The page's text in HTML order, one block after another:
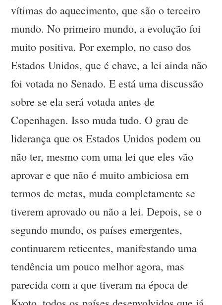
vítimas do aquecimento, que são o terceiro
mundo. No primeiro mundo, a evolução foi
muito positiva. Por exemplo, no caso dos
Estados Unidos, que é chave, a lei ainda não
foi votada no Senado. E está uma discussão
sobre se ela será votada antes de
Copenhagen. Isso muda tudo. O grau de
liderança que os Estados Unidos podem ou
não ter, mesmo com uma lei que eles vão
aprovar e que não é muito ambiciosa em
termos de metas, muda completamente se
tiverem aprovado ou não a lei. Depois, se o
segundo mundo, os países emergentes,
continuarem reticentes, manifestando uma
tendência um pouco melhor agora, mas
parecida com a que tiveram na época de